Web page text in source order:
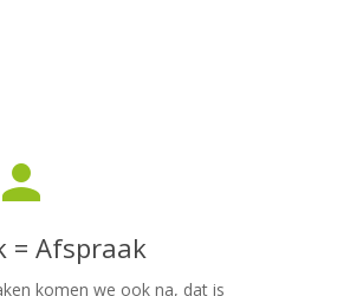
person
= Afspraak
komen we ook na, dat is